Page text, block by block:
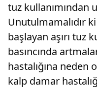
tuz kullanımından
Unutulmamalıdır
başlayan aşırı tuz
basıncında
hastalığına neden
kalp damar